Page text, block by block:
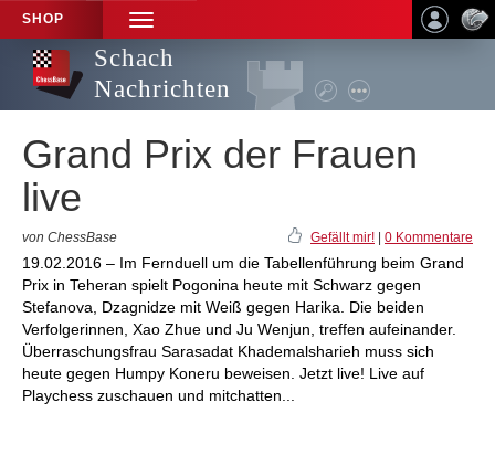
SHOP
TOGGLE
NAVIGATION
Schach
Nachrichten
Grand Prix der Frauen
live
von ChessBase Gefällt mir! 0 Kommentare
19.02.2016 – Im Fernduell um die Tabellenführung beim Grand
Prix in Teheran spielt Pogonina heute mit Schwarz gegen
Stefanova, Dzagnidze mit Weiß gegen Harika. Die beiden
Verfolgerinnen, Xao Zhue und Ju Wenjun, treffen aufeinander.
Überraschungsfrau Sarasadat Khademalsharieh muss sich
heute gegen Humpy Koneru beweisen. Jetzt live! Live auf
Playchess zuschauen und mitchatten...